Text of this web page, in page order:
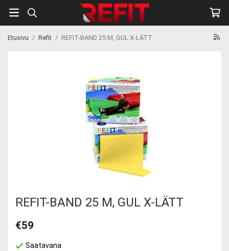
Etusivu / Refit / REFIT-BAND 25 M, GUL X-LÄTT
REFIT-BAND 25 M, GUL X-LÄTT
€59
Saatavana